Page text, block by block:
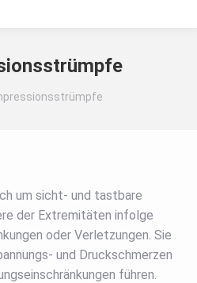
sich hier:
um sicht- und tastbare
der Extremitäten infolge
oder Verletzungen. Sie
und Druckschmerzen
führen.